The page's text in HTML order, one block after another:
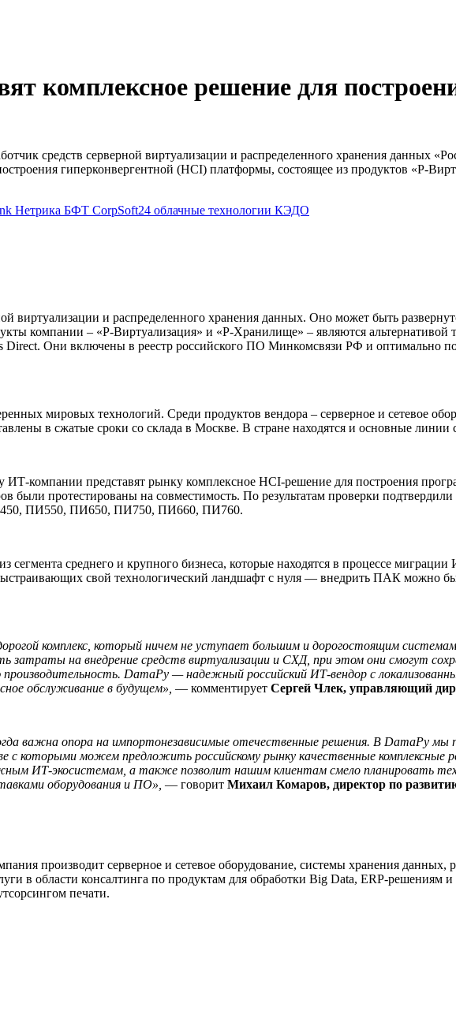
комплексное решение для
средств серверной виртуализации и распределенного хранения данных
гиперконвергентной (HCI) платформы, состоящее из продуктов «Р-
Нетрика БФТ CorpSoft24 облачные технологии КЭДО
виртуализации и распределенного хранения данных. Оно может быть
компании – «Р-Виртуализация» и «Р-Хранилище» – являются
Они включены в реестр российского ПО Минкомсвязи РФ и оптимально
мировых технологий. Среди продуктов вендора – серверное и сетевое
в сжатые сроки со склада в Москве. В стране находятся и основные линии
ИТ-компании представят рынку комплексное HCI-решение для построения
были протестированы на совместимость. По результатам проверки
ПИ550, ПИ650, ПИ750, ПИ660, ПИ760.
среднего и крупного бизнеса, которые находятся в процессе
свой технологический ландшафт с нуля — внедрить ПАК можно
комплекс, который ничем не уступает большим и дорогостоящим
на внедрение средств виртуализации и СХД, при этом они смогут
DатаРу — надежный российский ИТ-вендор с
обслуживание в будущем», — комментирует Сергей Члек, управляющий
важна опора на импортонезависимые отечественные решения. В DатаРу мы
с которыми можем предложить российскому рынку качественные комплексные
ИТ-экосистемам, а также позволит нашим клиентам смело планировать
оборудования и ПО», — говорит Михаил Комаров, директор по
производит серверное и сетевое оборудование, системы хранения
в области консалтинга по продуктам для обработки Big Data, ERP-решениям
печати.